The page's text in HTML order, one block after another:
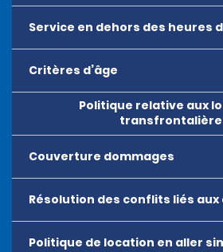
Service en dehors des heures
Critères d’âge
Politique relative aux
En dehors de la République tchèque,
être conduits en Autriche, en
Danemark, en Hongrie, en Allemagne,
Bas, en Pologne, au Portugal, en
en Slovaquie, en Slovénie, en Suède,
Luxembourg uniquement. Dans tous
Couverture dommages
Résolution des conflits liés
Politique de location en aller